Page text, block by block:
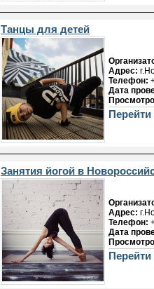
Танцы для детей
Адрес:
Телефон:
Дата
Занятия йогой в
Адрес:
Телефон:
Дата